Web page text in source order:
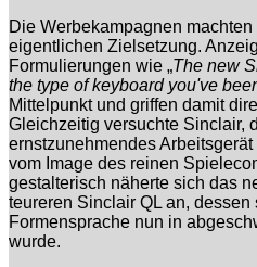
Die Werbekampagnen
eigentlichen Zielsetzung.
Formulierungen wie „The new
the type of keyboard you've
Mittelpunkt und griffen damit
Gleichzeitig versuchte Sinclair,
ernstzunehmendes
vom Image des reinen
gestalterisch näherte sich das
teureren Sinclair QL an,
Formensprache nun in
wurde.